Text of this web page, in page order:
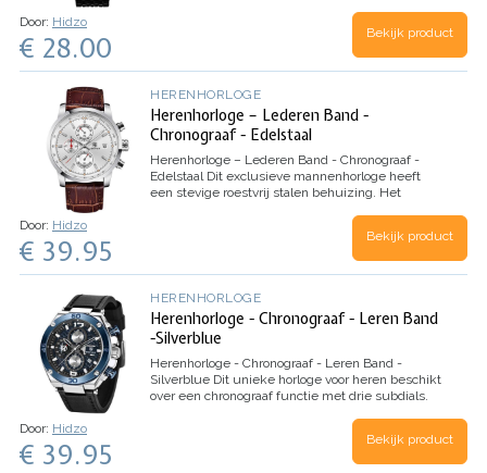
Beweging:
Door: Hidzo
€ 28.00 Bekijk product
HERENHORLOGE
Herenhorloge – Lederen Band -
Chronograaf - Edelstaal
Herenhorloge – Lederen Band - Chronograaf -
EdelstaalDit exclusieve mannenhorloge heeft
een stevige roestvrij stalen behuizing. Het
geeft de secondes aan. De bovenste wijzerplaat…
Door: Hidzo
€ 39.95 Bekijk product
HERENHORLOGE
Herenhorloge - Chronograaf - Leren Band
-Silverblue
Herenhorloge - Chronograaf - Leren Band -
Silverblue Dit unieke horloge voor heren beschikt
over een chronograaf functie met drie subdials.
uren meten. De polsband is uitgevoerd in fraai
Door: Hidzo
€ 39.95 Bekijk product